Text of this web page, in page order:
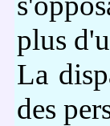
plus
La
des